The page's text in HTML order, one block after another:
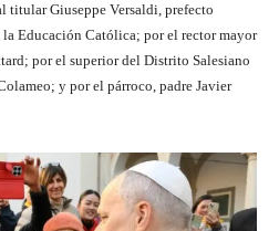
titular Giuseppe Versaldi, prefecto
Educación Católica; por el rector mayor
por el superior del Distrito Salesiano
y por el párroco, padre Javier